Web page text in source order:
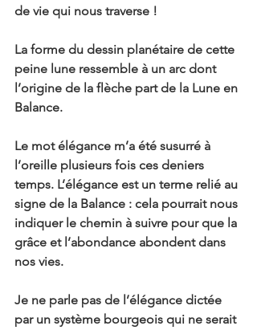
de vie qui nous traverse !
La forme du dessin planétaire de cette
peine lune ressemble à un arc dont
l’origine de la flèche part de la Lune en
Balance.
Le mot élégance m’a été susurré à
l’oreille plusieurs fois ces deniers
temps. L’élégance est un terme relié au
signe de la Balance : cela pourrait nous
indiquer le chemin à suivre pour que la
grâce et l’abondance abondent dans
nos vies.
Je ne parle pas de l’élégance dictée
par un système bourgeois qui ne serait